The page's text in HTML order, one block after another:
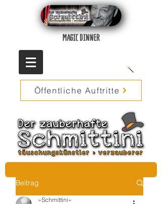
MAGIC DINNER
Öffentliche Auftritte
Beitrag
»Schmittini«